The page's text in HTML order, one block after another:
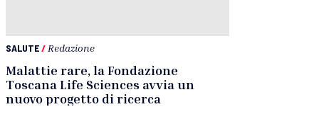
SALUTE/ Redazione
Malattie rare, la Fondazione
Toscana Life Sciences avvia un
nuovo progetto di ricerca